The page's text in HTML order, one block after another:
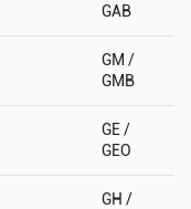
GAB
GM /
GMB
GE /
GEO
GH /